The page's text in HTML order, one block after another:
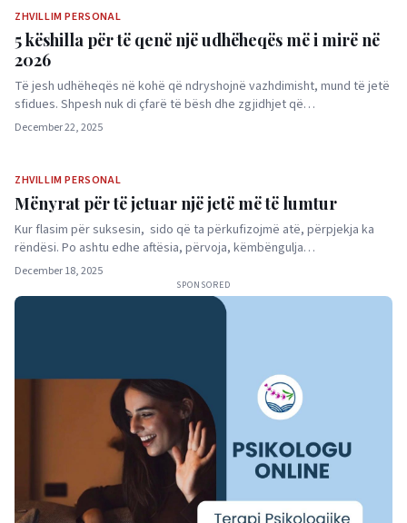
ZHVILLIM PERSONAL
5 këshilla për të qenë një udhëheqës më i mirë në
2026
Të jesh udhëheqës në kohë që ndryshojnë vazhdimisht, mund të jetë
sfidues. Shpesh nuk di çfarë të bësh dhe zgjidhjet që…
December 22, 2025
ZHVILLIM PERSONAL
Mënyrat për të jetuar një jetë më të lumtur
Kur flasim për suksesin, sido që ta përkufizojmë atë, përpjekja ka
rëndësi. Po ashtu edhe aftësia, përvoja, këmbëngulja…
December 18, 2025
SPONSORED